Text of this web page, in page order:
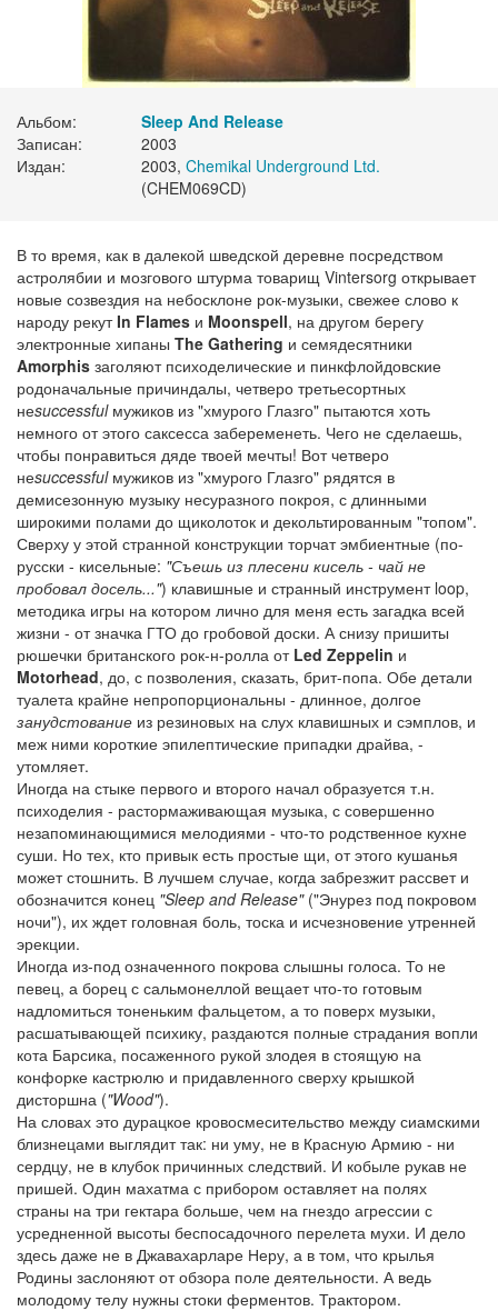
Альбом:
Sleep And Release
Записан:
2003
Издан:
2003, Chemikal Underground Ltd.
(CHEM069CD)
В то время, как в далекой шведской деревне посредством
астролябии и мозгового штурма товарищ Vintersorg открывает
новые созвездия на небосклоне рок-музыки, свежее слово к
народу рекутIn Flames и Moonspell, на другом берегу
электронные хипаны The Gathering и семядесятники
Amorphis заголяют психоделические и пинкфлойдовские
родоначальные причиндалы, четверо третьесортных
неsuccessfulмужиков из "хмурого Глазго" пытаются хоть
немного от этого саксесса забеременеть. Чего не сделаешь,
чтобы понравиться дяде твоей мечты! Вот четверо
неsuccessfulмужиков из "хмурого Глазго" рядятся в
демисезонную музыку несуразного покроя, с длинными
широкими полами до щиколоток и декольтированным "топом".
Сверху у этой странной конструкции торчат эмбиентные (по-
русски - кисельные: "Съешь из плесени кисель - чай не
пробовал досель...") клавишные и странный инструмент loop,
методика игры на котором лично для меня есть загадка всей
жизни - от значка ГТО до гробовой доски. А снизу пришиты
рюшечки британского рок-н-ролла от Led Zeppelin и
Motorhead, до, с позволения, сказать, брит-попа. Обе детали
туалета крайне непропорциональны - длинное, долгое
занудстование из резиновых на слух клавишных и сэмплов, и
меж ними короткие эпилептические припадки драйва, -
утомляет.
Иногда на стыке первого и второго начал образуется т.н.
психоделия - растормаживающая музыка, с совершенно
незапоминающимися мелодиями - что-то родственное кухне
суши. Но тех, кто привык есть простые щи, от этого кушанья
может стошнить. В лучшем случае, когда забрезжит рассвет и
обозначится конец "Sleep and Release"("Энурез под покровом
ночи"), их ждет головная боль, тоска и исчезновение утренней
эрекции.
Иногда из-под означенного покрова слышны голоса. То не
певец, а борец с сальмонеллой вещает что-то готовым
надломиться тоненьким фальцетом, а то поверх музыки,
расшатывающей психику, раздаются полные страдания вопли
кота Барсика, посаженного рукой злодея в стоящую на
конфорке кастрюлю и придавленного сверху крышкой
дисторшна ("Wood").
На словах это дурацкое кровосмесительство между сиамскими
близнецами выглядит так: ни уму, не в Красную Армию - ни
сердцу, не в клубок причинных следствий. И кобыле рукав не
пришей. Один махатма с прибором оставляет на полях
страны на три гектара больше, чем на гнездо агрессии с
усредненной высоты беспосадочного перелета мухи. И дело
здесь даже не в Джавахарларе Неру, а в том, что крылья
Родины заслоняют от обзора поле деятельности. А ведь
молодому телу нужны стоки ферментов. Трактором.